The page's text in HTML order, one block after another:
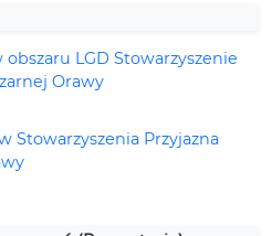
LGD Stowarzyszenie
Orawy
Stowarzyszenia Przyjazna